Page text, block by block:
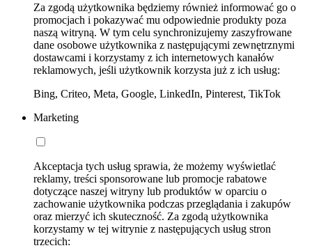
Za zgodą użytkownika będziemy również informować go o
promocjach i pokazywać mu odpowiednie produkty poza
naszą witryną. W tym celu synchronizujemy zaszyfrowane
dane osobowe użytkownika z następującymi zewnętrznymi
dostawcami i korzystamy z ich internetowych kanałów
reklamowych, jeśli użytkownik korzysta już z ich usług:
Bing, Criteo, Meta, Google, LinkedIn, Pinterest, TikTok
Marketing
Akceptacja tych usług sprawia, że możemy wyświetlać
reklamy, treści sponsorowane lub promocje rabatowe
dotyczące naszej witryny lub produktów w oparciu o
zachowanie użytkownika podczas przeglądania i zakupów
oraz mierzyć ich skuteczność. Za zgodą użytkownika
korzystamy w tej witrynie z następujących usług stron
trzecich: